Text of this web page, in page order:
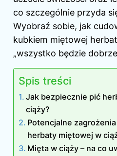
co szczególnie przyda
Wyobraź sobie, jak
kubkiem miętowej
„wszystko będzie
Spis treści
Jak bezpiecznie pić
ciąży?
Potencjalne
herbaty miętowej w
Mięta w ciąży – na co